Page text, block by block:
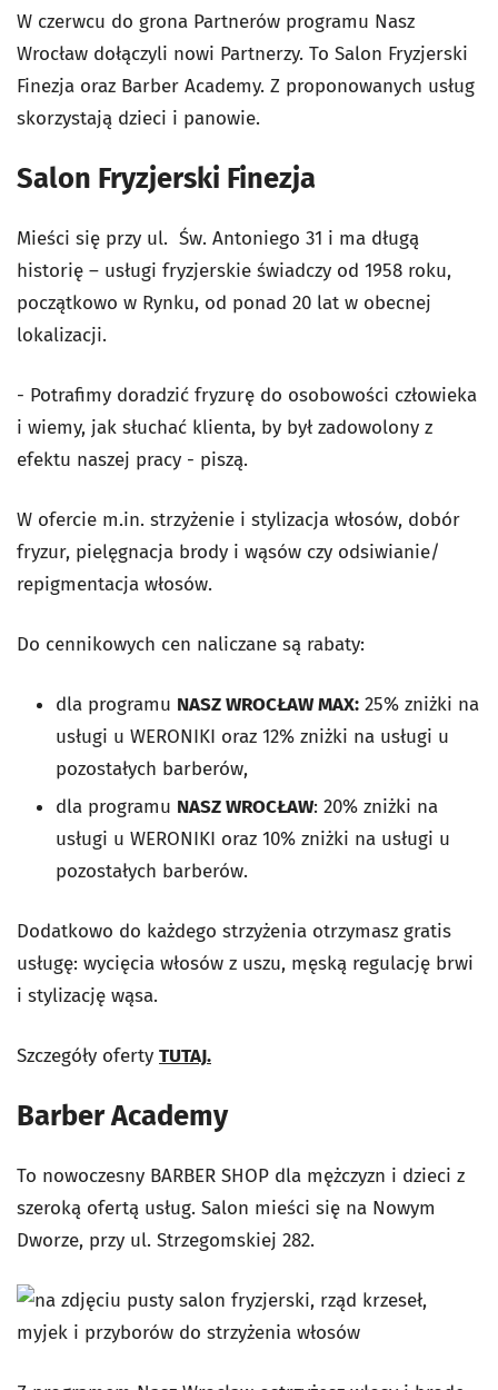
W czerwcu do grona Partnerów programu Nasz
Wrocław dołączyli nowi Partnerzy. To Salon Fryzjerski
Finezja oraz Barber Academy. Z proponowanych usług
skorzystają dzieci i panowie.
Salon Fryzjerski Finezja
Mieści się przy ul. Św. Antoniego 31 i ma długą
historię – usługi fryzjerskie świadczy od 1958 roku,
początkowo w Rynku, od ponad 20 lat w obecnej
lokalizacji.
- Potrafimy doradzić fryzurę do osobowości człowieka
i wiemy, jak słuchać klienta, by był zadowolony z
efektu naszej pracy - piszą.
W ofercie m.in. strzyżenie i stylizacja włosów, dobór
fryzur, pielęgnacja brody i wąsów czy odsiwianie/
repigmentacja włosów.
Do cennikowych cen naliczane są rabaty:
dla programu NASZ WROCŁAW MAX: 25% zniżki na
usługi u WERONIKI oraz 12% zniżki na usługi u
pozostałych barberów,
dla programu NASZ WROCŁAW: 20% zniżki na
usługi u WERONIKI oraz 10% zniżki na usługi u
pozostałych barberów.
Dodatkowo do każdego strzyżenia otrzymasz gratis
usługę: wycięcia włosów z uszu, męską regulację brwi
i stylizację wąsa.
Szczegóły oferty TUTAJ.
Barber Academy
To nowoczesny BARBER SHOP dla mężczyzn i dzieci z
szeroką ofertą usług. Salon mieści się na Nowym
Dworze, przy ul. Strzegomskiej 282.